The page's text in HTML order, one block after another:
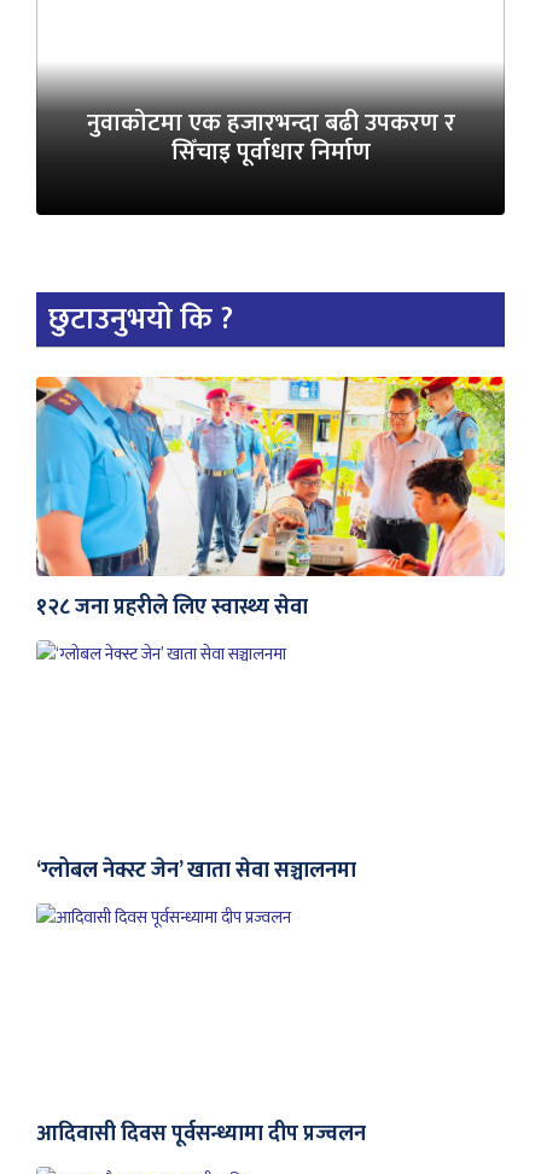
नुवाकोटमा एक हजारभन्दा बढी उपकरण र
सिँचाइ पूर्वाधार निर्माण
छुटाउनुभयो कि ?
१२८ जना प्रहरीले लिए स्वास्थ्य सेवा
‘ग्लोबल नेक्स्ट जेन’ खाता सेवा सञ्चालनमा
आदिवासी दिवस पूर्वसन्ध्यामा दीप प्रज्वलन